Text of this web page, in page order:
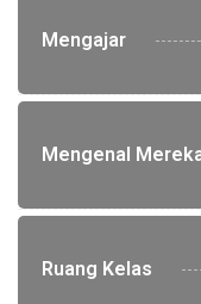
Mengajar
Mengenal
Ruang Kelas